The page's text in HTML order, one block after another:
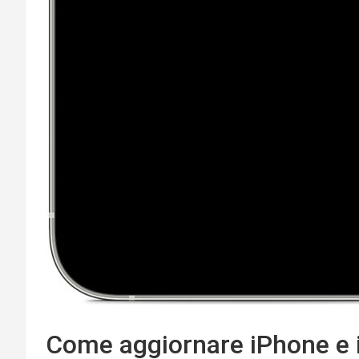
Come aggiornare iPhone e